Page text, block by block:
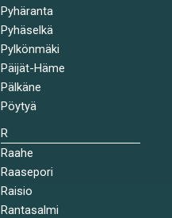
Pyhäranta
Pyhäselkä
Pylkönmäki
Päijät-Häme
Pälkäne
Pöytyä
R
Raahe
Raasepori
Raisio
Rantasalmi